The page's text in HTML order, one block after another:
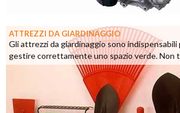
ATTREZZI DA GIARDINAGGIO
Gli attrezzi da giardinaggio sono indispensabili
gestire correttamente uno spazio verde. Non